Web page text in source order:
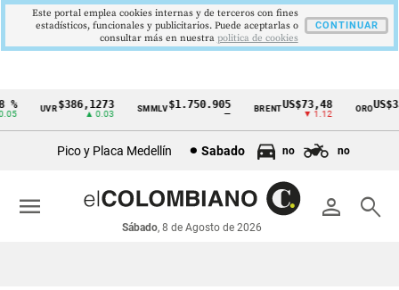
Cintillo
económicos
Colombia
UVR$386,1273
▲ 0.03
SMMLV$1.750.905 BRENTUS$73,48
▼ 1.12
ORO
Pico y Placa Medellín Sabado no no
person search
Sábado, 8 de Agosto de 2026
menu
Este portal emplea cookies internas y de terceros con fines
estadísticos, funcionales y publicitarios. Puede aceptarlas o
consultar más en nuestra politica de cookies
CONTINUAR